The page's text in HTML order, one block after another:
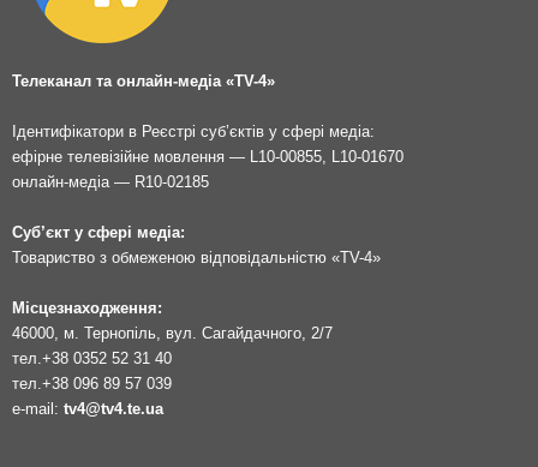
Телеканал та онлайн-медіа «TV-4»
Ідентифікатори в Реєстрі суб’єктів у сфері медіа:
ефірне телевізійне мовлення — L10-00855, L10-01670
онлайн-медіа — R10-02185
Суб’єкт у сфері медіа:
Товариство з обмеженою відповідальністю «TV-4»
Місцезнаходження:
46000, м. Тернопіль, вул. Сагайдачного, 2/7
тел.+38 0352 52 31 40
тел.+38 096 89 57 039
e-mail: tv4@tv4.te.ua